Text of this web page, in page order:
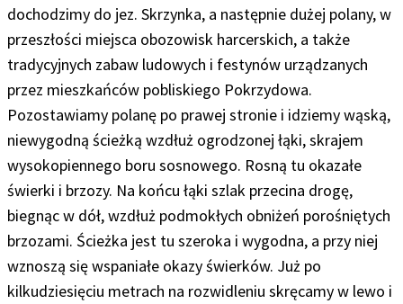
dochodzimy do jez. Skrzynka, a następnie dużej polany, w
przeszłości miejsca obozowisk harcerskich, a także
tradycyjnych zabaw ludowych i festynów urządzanych
przez mieszkańców pobliskiego Pokrzydowa.
Pozostawiamy polanę po prawej stronie i idziemy wąską,
niewygodną ścieżką wzdłuż ogrodzonej łąki, skrajem
wysokopiennego boru sosnowego. Rosną tu okazałe
świerki i brzozy. Na końcu łąki szlak przecina drogę,
biegnąc w dół, wzdłuż podmokłych obniżeń porośniętych
brzozami. Ścieżka jest tu szeroka i wygodna, a przy niej
wznoszą się wspaniałe okazy świerków. Już po
kilkudziesięciu metrach na rozwidleniu skręcamy w lewo i